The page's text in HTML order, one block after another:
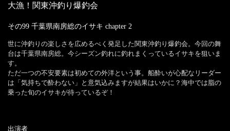
大漁！関東沖釣り爆釣会
その99 千葉県南房総のイサキ chapter 2
世に沖釣りの楽しさを広めるべく発足した関東沖釣り爆釣会。今回の舞
台は千葉県南房総。今シーズン釣れに釣れまくっているイサキを狙いま
す。
ただ一つの不安要素は初めての外洋という事。船酔いが心配なリーダー
は「気持ちで酔わない」と意気込みますが結果はいかに？海中では脂の
乗った旬のイサキが待っているぞ！
出演者